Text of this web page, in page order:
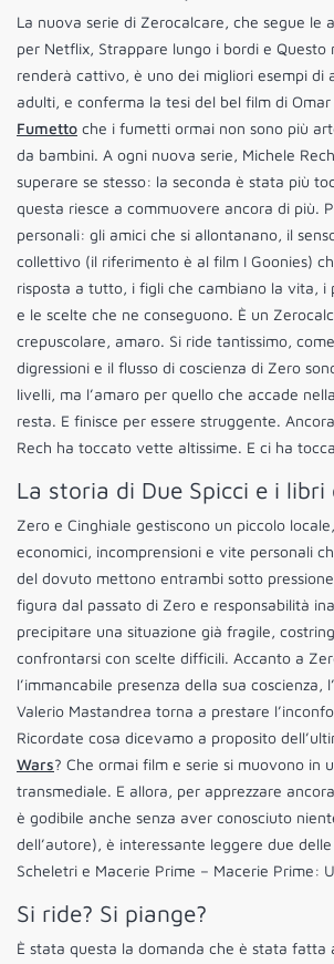
La nuova serie di Zerocalcare, che segue le
per Netflix, Strappare lungo i bordi e Questo
renderà cattivo, è uno dei migliori esempi di
adulti, e conferma la tesi del bel film di Omar
Fumetto che i fumetti ormai non sono più
da bambini. A ogni nuova serie, Michele
superare se stesso: la seconda è stata più
questa riesce a commuovere ancora di più.
personali: gli amici che si allontanano, il
collettivo (il riferimento è al film I Goonies)
risposta a tutto, i figli che cambiano la vita, i
e le scelte che ne conseguono. È un
crepuscolare, amaro. Si ride tantissimo,
digressioni e il flusso di coscienza di Zero
livelli, ma l’amaro per quello che accade
resta. E finisce per essere struggente.
Rech ha toccato vette altissime. E ci ha
La storia di Due Spicci e i libri
Zero e Cinghiale gestiscono un piccolo
economici, incomprensioni e vite personali
del dovuto mettono entrambi sotto
figura dal passato di Zero e responsabilità
precipitare una situazione già fragile,
confrontarsi con scelte difficili. Accanto a
l’immancabile presenza della sua coscienza,
Valerio Mastandrea torna a prestare
Ricordate cosa dicevamo a proposito
Wars? Che ormai film e serie si muovono in
transmediale. E allora, per apprezzare
è godibile anche senza aver conosciuto
dell’autore), è interessante leggere due
Scheletri e Macerie Prime – Macerie Prime:
Si ride? Si piange?
È stata questa la domanda che è stata fatta